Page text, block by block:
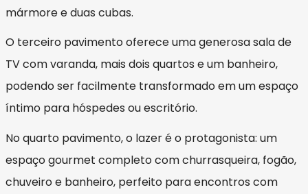
mármore e duas cubas.
O terceiro pavimento oferece uma generosa sala de
TV com varanda, mais dois quartos e um banheiro,
podendo ser facilmente transformado em um espaço
íntimo para hóspedes ou escritório.
No quarto pavimento, o lazer é o protagonista: um
espaço gourmet completo com churrasqueira, fogão,
chuveiro e banheiro, perfeito para encontros com